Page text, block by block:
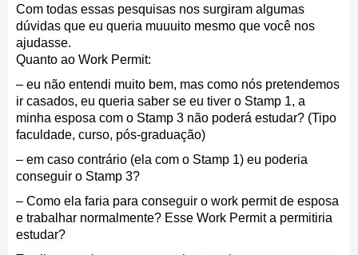
Com todas essas pesquisas nos surgiram algumas
dúvidas que eu queria muuuito mesmo que você nos
ajudasse.
Quanto ao Work Permit:
– eu não entendi muito bem, mas como nós pretendemos
ir casados, eu queria saber se eu tiver o Stamp 1, a
minha esposa com o Stamp 3 não poderá estudar? (Tipo
faculdade, curso, pós-graduação)
– em caso contrário (ela com o Stamp 1) eu poderia
conseguir o Stamp 3?
– Como ela faria para conseguir o work permit de esposa
e trabalhar normalmente? Esse Work Permit a permitiria
estudar?